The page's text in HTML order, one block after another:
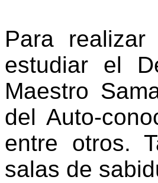
Para
estudiar el
Maestro
del Auto-
entre otros.
salas de